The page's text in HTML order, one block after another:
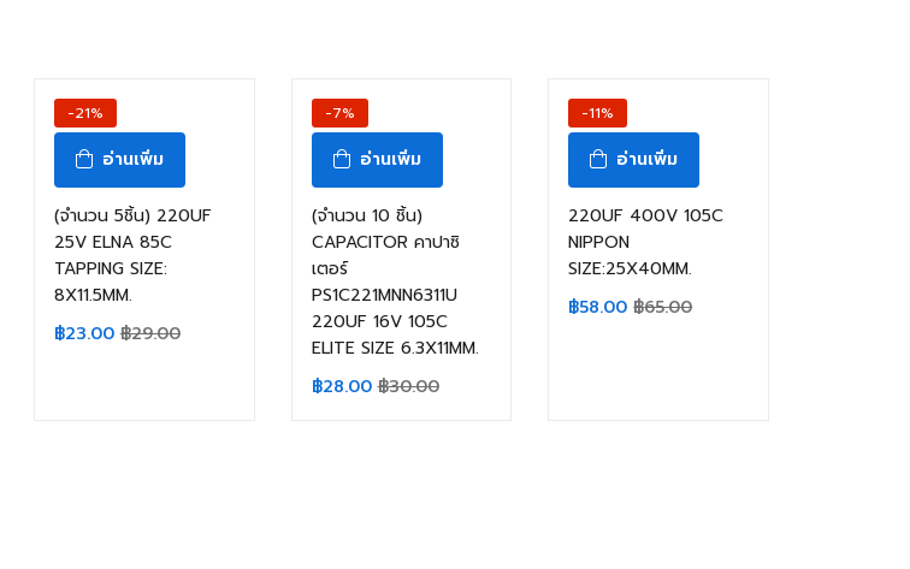
-21%
อ่านเพิ่ม
(จำนวน 5ชิ้น) 220UF
25V ELNA 85C
TAPPING SIZE:
8X11.5MM.
฿23.00 ฿29.00
-7%
อ่านเพิ่ม
(จำนวน 10 ชิ้น)
CAPACITOR คาปาซิ
เตอร์
PS1C221MNN6311U
220UF 16V 105C
ELITE SIZE 6.3X11MM.
฿28.00 ฿30.00
-11%
อ่านเพิ่ม
220UF 400V 105C
NIPPON
SIZE:25X40MM.
฿58.00 ฿65.00